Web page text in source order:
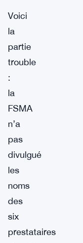
Voici
la
partie
trouble
:
la
FSMA
n’a
pas
divulgué
les
noms
des
six
prestataires